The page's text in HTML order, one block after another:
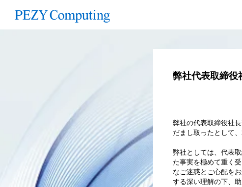
弊社代表取締役
弊社の代表取締役社
だまし取ったとして
弊社としては、代表
た事実を極めて重く
なご迷惑とご心配を
する深い理解の下、